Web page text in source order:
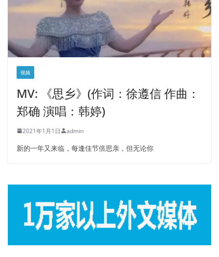
视频
MV: 《思乡》(作词：徐遵信 作曲：
郑确 演唱：韩婷)
2021年1月1日 admin
新的一年又来临，每逢佳节倍思亲，但无论你